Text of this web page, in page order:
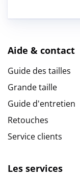
Aide & contact
Guide des tailles
Grande taille
Guide d'entretien
Retouches
Service clients
Les services